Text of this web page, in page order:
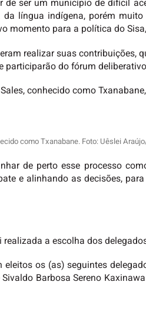
de ser um município de difícil
língua indígena, porém
momento para a política do
realizar suas
participarão do fórum
conhecido como
como Txanabane. Foto: Uêslei
de perto esse processo
e alinhando as decisões,
a escolha dos
os (as) seguintes
Barbosa Sereno